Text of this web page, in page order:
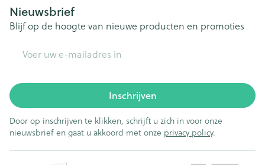
Nieuwsbrief
Blijf op de hoogte van nieuwe producten en promoties
Inschrijven
Door op inschrijven te klikken, schrijft u zich in voor onze
nieuwsbrief en gaat u akkoord met onze privacy policy.